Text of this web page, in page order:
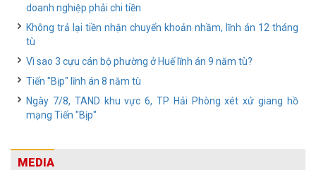
doanh nghiệp phải chi tiền
Không trả lại tiền nhận chuyển khoản nhầm, lĩnh án 12 tháng
tù
Vì sao 3 cựu cán bộ phường ở Huế lĩnh án 9 năm tù?
Tiến "Bịp" lĩnh án 8 năm tù
Ngày 7/8, TAND khu vực 6, TP Hải Phòng xét xử giang hồ
mạng Tiến "Bịp"
MEDIA